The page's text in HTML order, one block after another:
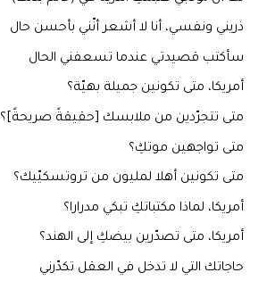
ذريني ونفسي، أنا لا أشعر أنّني بأحسن حال
سأكتب قصيدتي عندما تسعفني الحال
أمريكا، متى تكونين جميلة بهيّة؟
متى تتجرّدين من ملابسك [حقيقةً صريحةً]؟
متى تواجهين موتكِ؟
متى تكونين أهلا لمليون من تروتسكيّيك؟
أمريكا، لماذا مكتباتكِ تبكي مدرارا؟
أمريكا، متى تصدّرين بيضكِ إلى الهند؟
حاجاتك التي لا تدخل في العقل تكدّرني